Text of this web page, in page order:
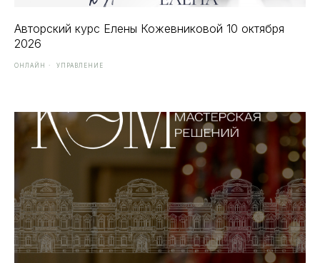
Авторский курс Елены Кожевниковой 10 октября
2026
ОНЛАЙН УПРАВЛЕНИЕ